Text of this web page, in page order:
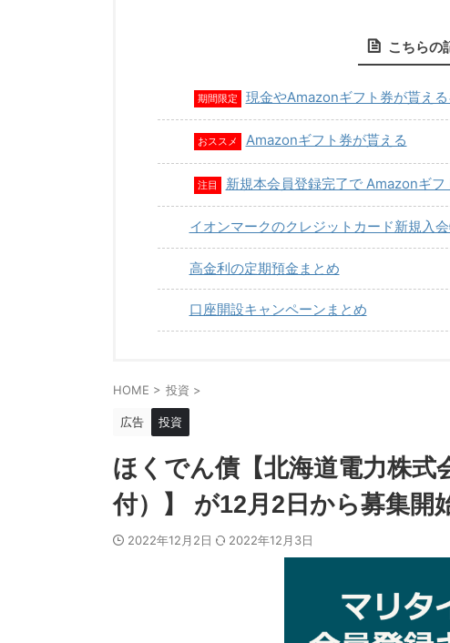
こちらの
期間限定 現金やAmazonギフト券が貰え
おススメ Amazonギフト券が貰える
注目 新規本会員登録完了で Amazonギ
イオンマークのクレジットカード新規入
高金利の定期預金まとめ
口座開設キャンペーンまとめ
HOME > 投資 >
広告 投資
ほくでん債【北海道電力株式
付）】 が12月2日から募集開
2022年12月2日 2022年12月3日